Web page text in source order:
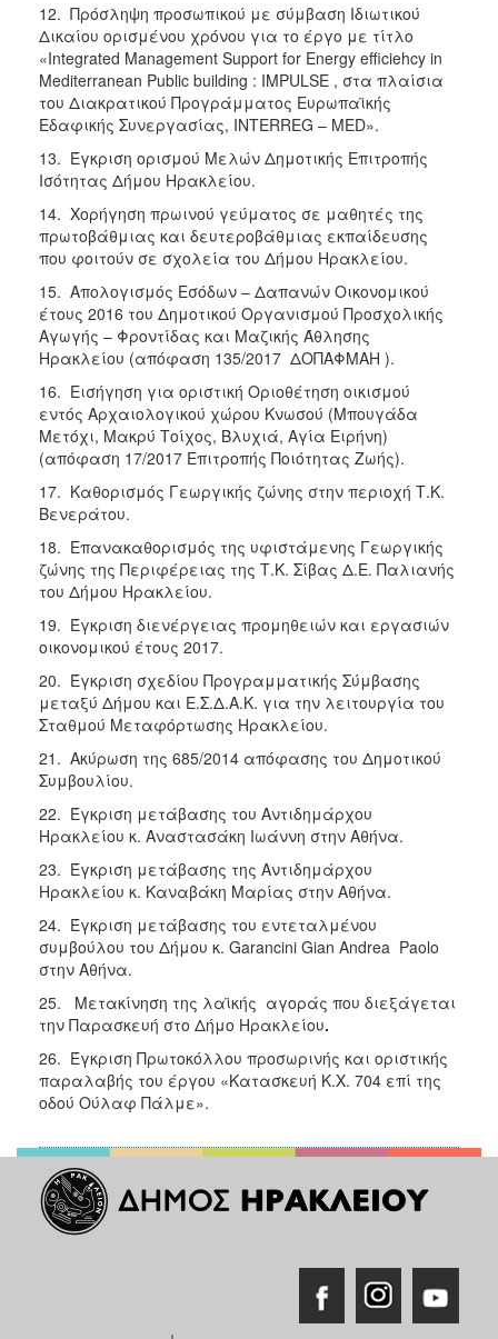
12. Πρόσληψη προσωπικού με σύμβαση Ιδιωτικού
Δικαίου ορισμένου χρόνου για το έργο με τίτλο
«Integrated Management Support for Energy efficiehcy in
Mediterranean Public building : IMPULSE , στα πλαίσια
του Διακρατικού Προγράμματος Ευρωπαϊκής
Εδαφικής Συνεργασίας, INTERREG – MED».
13. Έγκριση ορισμού Μελών Δημοτικής Επιτροπής
Ισότητας Δήμου Ηρακλείου.
14. Χορήγηση πρωινού γεύματος σε μαθητές της
πρωτοβάθμιας και δευτεροβάθμιας εκπαίδευσης
που φοιτούν σε σχολεία του Δήμου Ηρακλείου.
15. Απολογισμός Εσόδων – Δαπανών Οικονομικού
έτους 2016 του Δημοτικού Οργανισμού Προσχολικής
Αγωγής – Φροντίδας και Μαζικής Άθλησης
Ηρακλείου (απόφαση 135/2017 ΔΟΠΑΦΜΑΗ ).
16. Εισήγηση για οριστική Οριοθέτηση οικισμού
εντός Αρχαιολογικού χώρου Κνωσού (Μπουγάδα
Μετόχι, Μακρύ Τοίχος, Βλυχιά, Αγία Ειρήνη)
(απόφαση 17/2017 Επιτροπής Ποιότητας Ζωής).
17. Καθορισμός Γεωργικής ζώνης στην περιοχή Τ.Κ.
Βενεράτου.
18. Επανακαθορισμός της υφιστάμενης Γεωργικής
ζώνης της Περιφέρειας της Τ.Κ. Σίβας Δ.Ε. Παλιανής
του Δήμου Ηρακλείου.
19. Έγκριση διενέργειας προμηθειών και εργασιών
οικονομικού έτους 2017.
20. Έγκριση σχεδίου Προγραμματικής Σύμβασης
μεταξύ Δήμου και Ε.Σ.Δ.Α.Κ. για την λειτουργία του
Σταθμού Μεταφόρτωσης Ηρακλείου.
21. Ακύρωση της 685/2014 απόφασης του Δημοτικού
Συμβουλίου.
22. Έγκριση μετάβασης του Αντιδημάρχου
Ηρακλείου κ. Αναστασάκη Ιωάννη στην Αθήνα.
23. Έγκριση μετάβασης της Αντιδημάρχου
Ηρακλείου κ. Καναβάκη Μαρίας στην Αθήνα.
24. Έγκριση μετάβασης του εντεταλμένου
συμβούλου του Δήμου κ. Garancini Gian Andrea Paolo
στην Αθήνα.
25. Μετακίνηση της λαϊκής αγοράς που διεξάγεται
την Παρασκευή στο Δήμο Ηρακλείου.
26. Έγκριση Πρωτοκόλλου προσωρινής και οριστικής
παραλαβής του έργου «Κατασκευή Κ.Χ. 704 επί της
οδού Ούλαφ Πάλμε».